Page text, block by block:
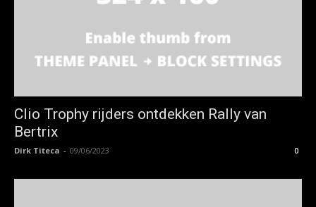
Clio Trophy rijders ontdekken Rally van
Bertrix
Dirk Titeca - 09/06/2023 0